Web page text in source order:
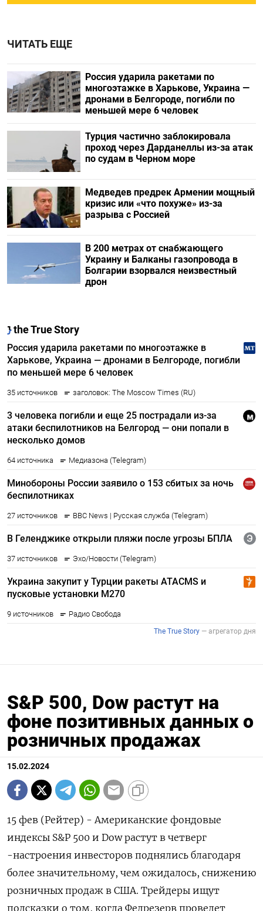
ЧИТАТЬ ЕЩЕ
Россия ударила ракетами по
многоэтажке в Харькове, Украина —
дронами в Белгороде, погибли по
меньшей мере 6 человек
Турция частично заблокировала
проход через Дарданеллы из-за атак
по судам в Черном море
Медведев предрек Армении мощный
кризис или «что похуже» из-за
разрыва с Россией
В 200 метрах от снабжающего
Украину и Балканы газопровода в
Болгарии взорвался неизвестный
дрон
S&P 500, Dow растут на
фоне позитивных данных о
розничных продажах
15.02.2024
15 фев (Рейтер) - Американские фондовые
индексы S&P 500 и Dow растут в четверг
-настроения инвесторов поднялись благодаря
более значительному, чем ожидалось, снижению
розничных продаж в США. Трейдеры ищут
подсказки о том, когда Федрезерв проведет